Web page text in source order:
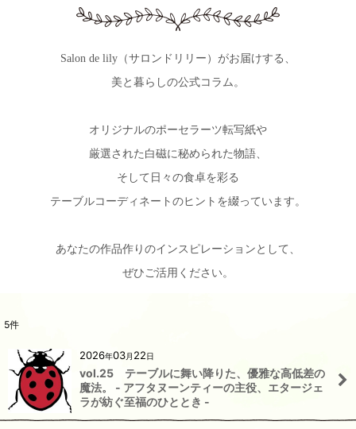
Salon de lily（サロンドリリー）がお届けする、
美と暮らしの公式コラム。
オリジナルのポーセラーツ転写紙や
厳選された白磁に秘められた物語、
そして日々の食卓を彩る
テーブルコーディネートのヒントを綴っています。
あなたの作品作りのインスピレーションとして、
ぜひご活用ください。
5件
2026年03月 22日
vol.25 テーブルに舞い降りた、優雅な高低差の
魔法。 - アフタヌーンティーの主役、エタージェ
ラが紡ぐ至福のひととき -